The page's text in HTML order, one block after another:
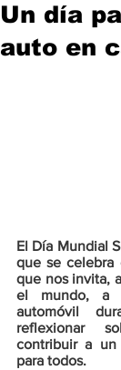
Un día
auto en
El Día Mundial
que se celebra
que nos invita,
el mundo, a
automóvil
reflexionar
contribuir a un
para todos.